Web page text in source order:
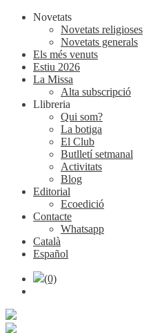
Novetats
Novetats religioses
Novetats generals
Els més venuts
Estiu 2026
La Missa
Alta subscripció
Llibreria
Qui som?
La botiga
El Club
Butlletí setmanal
Activitats
Blog
Editorial
Ecoedició
Contacte
Whatsapp
Català
Español
(0)